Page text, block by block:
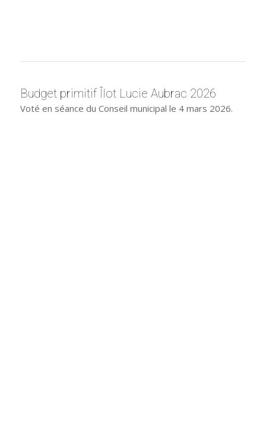
Budget primitif Îlot Lucie Aubrac 2026
Voté en séance du Conseil municipal le 4 mars 2026.